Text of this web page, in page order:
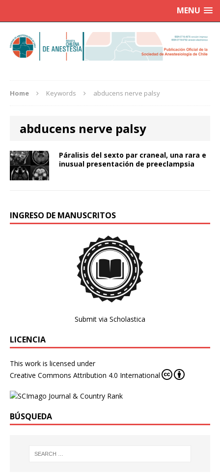
MENU
Home Keywords abducens nerve palsy
abducens nerve palsy
Páralisis del sexto par craneal, una rara e
inusual presentación de preeclampsia
INGRESO DE MANUSCRITOS
Submit via Scholastica
LICENCIA
This work is licensed under
Creative Commons Attribution 4.0 International
BÚSQUEDA